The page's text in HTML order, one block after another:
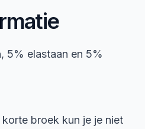
5% elastaan en 5%
broek kun je je niet